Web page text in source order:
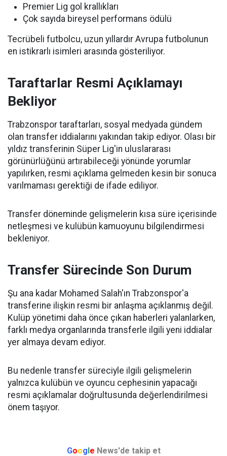
Premier Lig gol krallıkları
Çok sayıda bireysel performans ödülü
Tecrübeli futbolcu, uzun yıllardır Avrupa futbolunun
en istikrarlı isimleri arasında gösteriliyor.
Taraftarlar Resmi Açıklamayı
Bekliyor
Trabzonspor taraftarları, sosyal medyada gündem
olan transfer iddialarını yakından takip ediyor. Olası bir
yıldız transferinin Süper Lig'in uluslararası
görünürlüğünü artırabileceği yönünde yorumlar
yapılırken, resmi açıklama gelmeden kesin bir sonuca
varılmaması gerektiği de ifade ediliyor.
Transfer döneminde gelişmelerin kısa süre içerisinde
netleşmesi ve kulübün kamuoyunu bilgilendirmesi
bekleniyor.
Transfer Sürecinde Son Durum
Şu ana kadar Mohamed Salah'ın Trabzonspor'a
transferine ilişkin resmi bir anlaşma açıklanmış değil.
Kulüp yönetimi daha önce çıkan haberleri yalanlarken,
farklı medya organlarında transferle ilgili yeni iddialar
yer almaya devam ediyor.
Bu nedenle transfer süreciyle ilgili gelişmelerin
yalnızca kulübün ve oyuncu cephesinin yapacağı
resmi açıklamalar doğrultusunda değerlendirilmesi
önem taşıyor.
Google News'de takip et